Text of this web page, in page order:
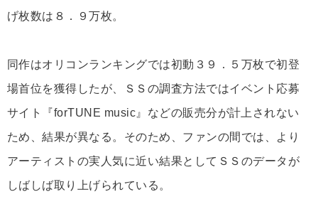
げ枚数は８．９万枚。
同作はオリコンランキングでは初動３９．５万枚で初登
場首位を獲得したが、ＳＳの調査方法ではイベント応募
サイト『forTUNE music』などの販売分が計上されない
ため、結果が異なる。そのため、ファンの間では、より
アーティストの実人気に近い結果としてＳＳのデータが
しばしば取り上げられている。